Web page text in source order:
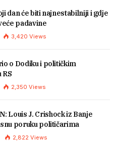
dan će biti najnestabilniji i gdje
padavine
3,420 Views
o Dodiku i političkim
2,350 Views
Louis J. Crishock iz Banje
poruku političarima
2,822 Views